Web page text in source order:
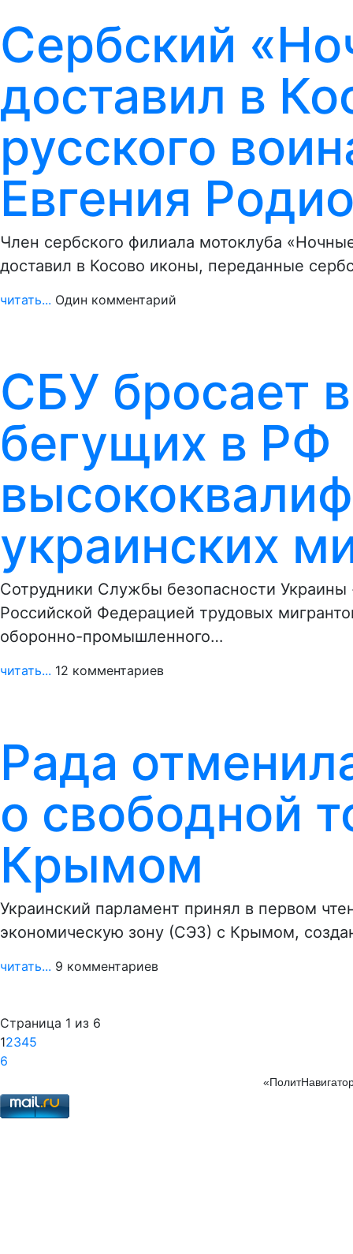
Сербский
доставил в
русского
Евгения
Член сербского филиала мотоклуба
доставил в Косово иконы, переданные
читать... Один комментарий
СБУ бросает
бегущих в РФ
украинских
Сотрудники Службы безопасности
Российской Федерацией трудовых
оборонно-промышленного…
читать... 12 комментариев
Рада
о свободной
Крымом
Украинский парламент принял в первом
экономическую зону (СЭЗ) с Крымом,
читать... 9 комментариев
Страница 1 из 6
12345
6